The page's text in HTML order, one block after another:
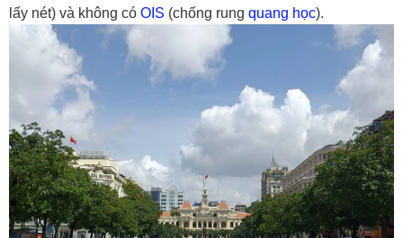
lấy nét) và không có OIS (chống rung quang học).